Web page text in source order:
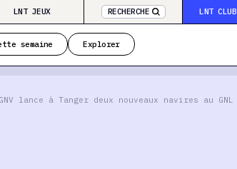
LNT JEUX RECHERCHE LNT CLUB
semaine Explorer
lance à Tanger deux nouveaux navires au GNL